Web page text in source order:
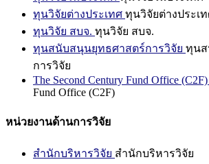
ทุนวิจัยต่างประเทศ ทุนวิจัยต่างประเ
ทุนวิจัย สบจ. ทุนวิจัย สบจ.
ทุนสนับสนุนยุทธศาสตร์การวิจัย ทุนส
การวิจัย
The Second Century Fund Office (C2F)
Fund Office (C2F)
หน่วยงานด้านการวิจัย
สำนักบริหารวิจัย สำนักบริหารวิจัย